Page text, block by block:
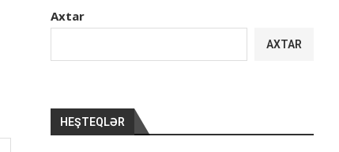
Axtar
AXTAR
HEŞTEQLƏR